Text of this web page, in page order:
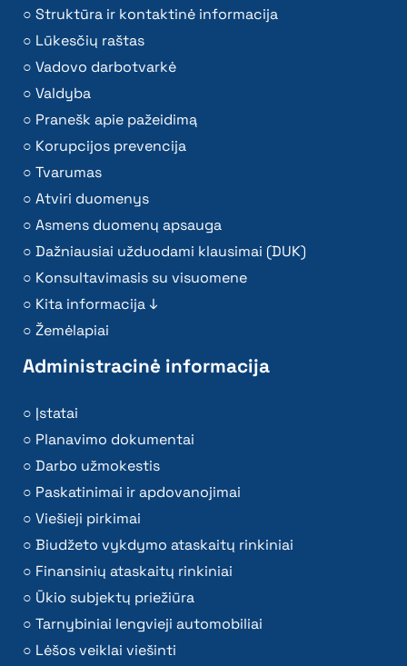
Struktūra ir kontaktinė informacija
Lūkesčių raštas
Vadovo darbotvarkė
Valdyba
Pranešk apie pažeidimą
Korupcijos prevencija
Tvarumas
Atviri duomenys
Asmens duomenų apsauga
Dažniausiai užduodami klausimai (DUK)
Konsultavimasis su visuomene
Kita informacija ↓
Žemėlapiai
Administracinė informacija
Įstatai
Planavimo dokumentai
Darbo užmokestis
Paskatinimai ir apdovanojimai
Viešieji pirkimai
Biudžeto vykdymo ataskaitų rinkiniai
Finansinių ataskaitų rinkiniai
Ūkio subjektų priežiūra
Tarnybiniai lengvieji automobiliai
Lėšos veiklai viešinti